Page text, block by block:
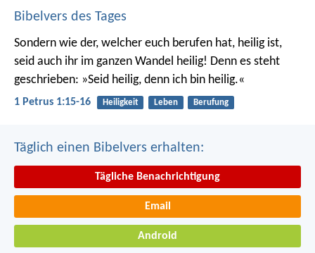
Bibelvers des Tages
Sondern wie der, welcher euch berufen hat, heilig ist,
seid auch ihr im ganzen Wandel heilig! Denn es steht
geschrieben: »Seid heilig, denn ich bin heilig.«
1 Petrus 1:15-16 Heiligkeit Leben Berufung
Täglich einen Bibelvers erhalten:
Tägliche Benachrichtigung
Email
Android